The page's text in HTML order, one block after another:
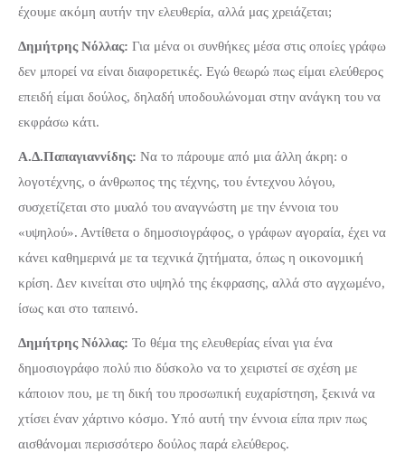
έχουμε ακόμη αυτήν την ελευθερία, αλλά μας χρειάζεται;
Δημήτρης Νόλλας: Για μένα οι συνθήκες μέσα στις οποίες γράφω
δεν μπορεί να είναι διαφορετικές. Εγώ θεωρώ πως είμαι ελεύθερος
επειδή είμαι δούλος, δηλαδή υποδουλώνομαι στην ανάγκη του να
εκφράσω κάτι.
Α.Δ.Παπαγιαννίδης: Να το πάρουμε από μια άλλη άκρη: ο
λογοτέχνης, ο άνθρωπος της τέχνης, του έντεχνου λόγου,
συσχετίζεται στο μυαλό του αναγνώστη με την έννοια του
«υψηλού». Αντίθετα ο δημοσιογράφος, ο γράφων αγοραία, έχει να
κάνει καθημερινά με τα τεχνικά ζητήματα, όπως η οικονομική
κρίση. Δεν κινείται στο υψηλό της έκφρασης, αλλά στο αγχωμένο,
ίσως και στο ταπεινό.
Δημήτρης Νόλλας: Το θέμα της ελευθερίας είναι για ένα
δημοσιογράφο πολύ πιο δύσκολο να το χειριστεί σε σχέση με
κάποιον που, με τη δική του προσωπική ευχαρίστηση, ξεκινά να
χτίσει έναν χάρτινο κόσμο. Υπό αυτή την έννοια είπα πριν πως
αισθάνομαι περισσότερο δούλος παρά ελεύθερος.